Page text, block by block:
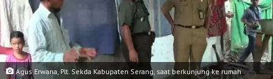
Agus Erwana, Plt. Sekda Kabupaten Serang, saat berkunjung ke rumah